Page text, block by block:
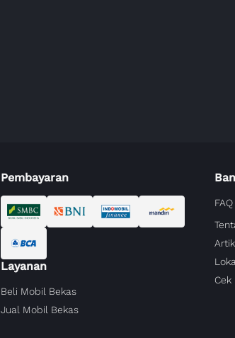
Pembayaran
Layanan
Beli Mobil Bekas
Jual Mobil Bekas
FAQ
Cek